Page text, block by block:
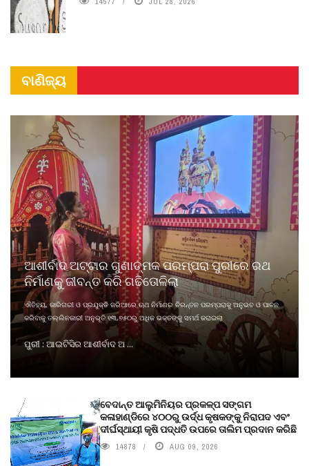
ବାଣିଜ୍ୟ
ଆଶୀର୍ବାଦ ଅଟ୍ଟାର ଗୁଣାତ୍ମକ ପରମ୍ପରା ପୁରୀରେ ରଥ
ନିର୍ମାଣକୁ ଜୀବନ୍ତ କରି ଗଢିତୋଳିଲା
ଐତିହ୍ୟ, କାରିଗରୀ ଓ ପ୍ରଯୁକ୍ତି ଜରିଆରେ ଋଥ ନିର୍ମାଣର ଚିରନ୍ତନ ପରମ୍ପରାକୁ ଅନୁଭବ ଓ ପାଳନ
କରିବାକୁ ତଲ୍ଲିନକାରୀ ଅନୁଭୂତି ୧୩,୭୫୦ରୁ ଅଧିକ ଭକ୍ତଙ୍କୁ ସମର୍ଥ କରାଇଲା
ପୁରୀ : ଆଇଟିସିର ଆଶୀର୍ବାଦ ଅ ...
ବେଦାନ୍ତ ଆଲୁମିନିୟର ପ୍ରକଳ୍ପ ସଙ୍ଗମ
କଳାହାଣ୍ଡିରେ ୪୦୦ରୁ ଉର୍ଦ୍ଧ କୃଷକଙ୍କୁ ନିରାପଦ ଏବଂ
ଦୀର୍ଘସ୍ଥାୟୀ କୃଷି ପଦ୍ଧତି ଉପରେ ତାଲିମ ପ୍ରଦାନ କରିଛି
14878 AUG 09, 2026